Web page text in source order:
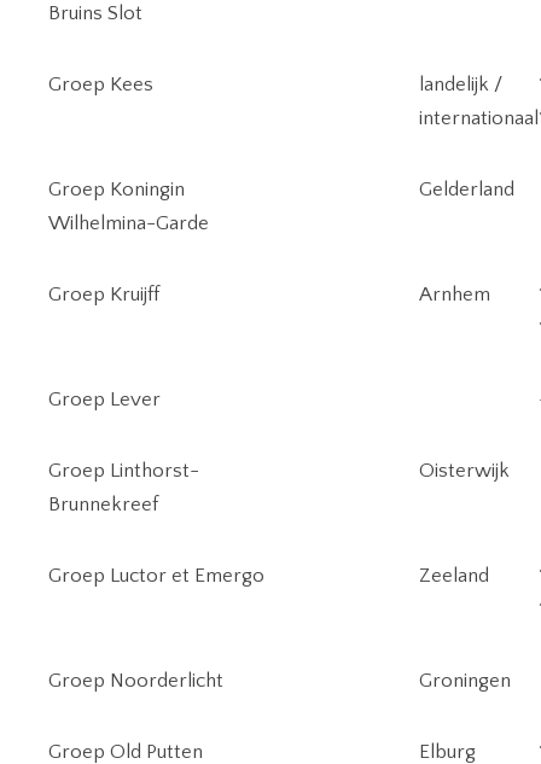
Bruins Slot
Groep Kees
landelijk /
internationaal
Groep Koningin
Wilhelmina-Garde
Gelderland
Groep Kruijff Arnhem
Groep Lever
Groep Linthorst-
Brunnekreef
Oisterwijk
Groep Luctor et Emergo Zeeland
Groep Noorderlicht Groningen
Groep Old Putten Elburg